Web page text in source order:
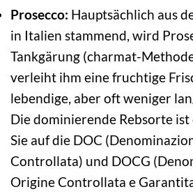
Prosecco: Hauptsächlich aus
in Italien stammend, wird
Tankgärung (charmat-
verleiht ihm eine fruchtige
lebendige, aber oft weniger
Die dominierende Rebsorte
Sie auf die DOC
Controllata) und DOCG
Origine Controllata e